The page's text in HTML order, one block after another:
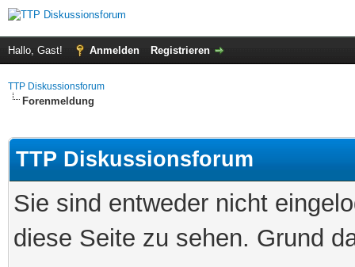
Hallo, Gast! Anmelden Registrieren
TTP Diskussionsforum
Forenmeldung
TTP Diskussionsforum
Sie sind entweder nicht
diese Seite zu sehen. Grund